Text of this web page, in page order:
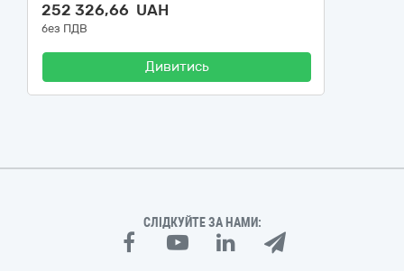
252 326,66 UAH
без ПДВ
Дивитись
СЛІДКУЙТЕ ЗА НАМИ: